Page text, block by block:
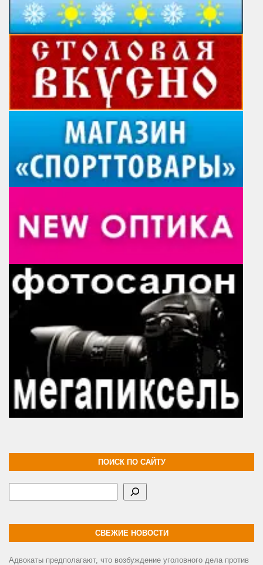
ПОИСК ПО САЙТУ
СВЕЖИЕ НОВОСТИ
Адвокаты предполагают, что возбуждение уголовного дела против